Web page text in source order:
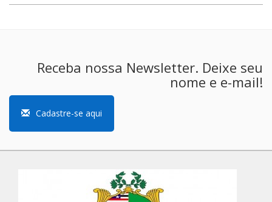
Receba nossa Newsletter. Deixe seu
nome e e-mail!
Cadastre-se aqui